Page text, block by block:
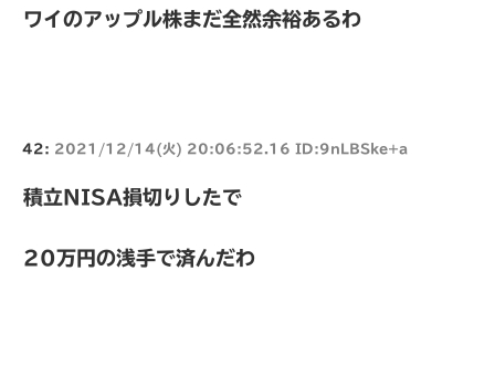
ワイのアップル株まだ全然余裕あるわ
42: 2021/12/14(火) 20:06:52.16 ID:9nLBSke+a
積立NISA損切りしたで
20万円の浅手で済んだわ